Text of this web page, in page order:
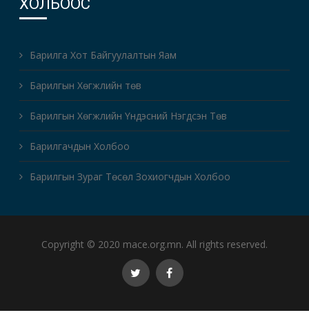
ХОЛБООС
Барилга Хот Байгуулалтын Яам
Барилгын Хөгжлийн төв
Барилгын Хөгжлийн Үндэсний Нэгдсэн Төв
Барилгачдын Холбоо
Барилгын Зураг Төсөл Зохиогчдын Холбоо
Copyright © 2020 mace.org.mn. All rights reserved.